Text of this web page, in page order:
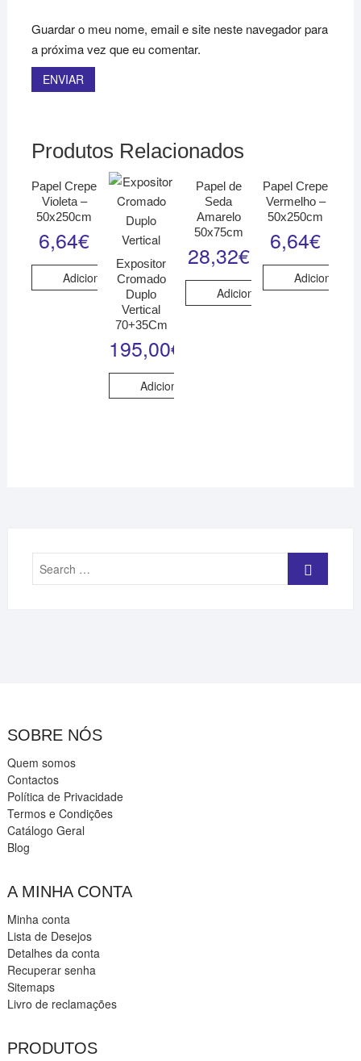
Guardar o meu nome, email e site neste navegador para
a próxima vez que eu comentar.
Produtos Relacionados
Papel Crepe
Violeta –
50x250cm
6,64€
Adicionar
Expositor
Cromado
Duplo
Vertical
70+35Cm
195,00€
Adicionar
Papel de
Seda
Amarelo
50x75cm
28,32€
Adicionar
Papel Crepe
Vermelho –
50x250cm
6,64€
Adicionar
Search
SOBRE NÓS
Quem somos
Contactos
Política de Privacidade
Termos e Condições
Catálogo Geral
Blog
A MINHA CONTA
Minha conta
Lista de Desejos
Detalhes da conta
Recuperar senha
Sitemaps
Livro de reclamações
PRODUTOS